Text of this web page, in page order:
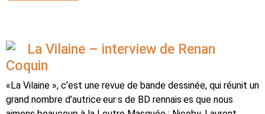
La Vilaine – interview de Renan
Coquin
«La Vilaine », c’est une revue de bande dessinée, qui réunit un
grand nombre d’autrice·eur·s de BD rennais·es que nous